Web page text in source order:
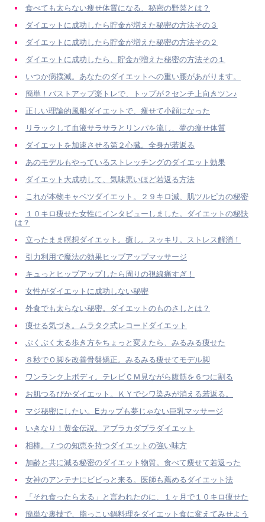
食べても太らない痩せ体質になる、秘密の野菜とは？
ダイエットに成功したら貯金が増えた秘密の方法その３
ダイエットに成功したら貯金が増えた秘密の方法その２
ダイエットに成功したら、貯金が増えた秘密の方法その１
いつか病撲滅。あなたのダイエットへの重い腰があがります。
簡単！バストアップ楽トレで、トップが２センチ上向きツン♪
正しい理論的風船ダイエットで、痩せて小顔になった
リラックして血液サラサラとリンパを流し、夢の痩せ体質
ダイエットを加速させる第２心臓。全身が若返る
あのモデルもやっているストレッチングのダイエット効果
ダイエット大成功して、気味悪いほど若返る方法
これが本物キャベツダイエット。２９キロ減、肌ツルピカの秘密
１０キロ痩せた女性にインタビューしました。ダイエットの秘訣
は？
立ったまま瞑想ダイエット。癒し。スッキリ。ストレス解消！
引力利用で魔法の効果ヒップアップマッサージ
キュっとヒップアップしたら周りの視線痛すぎ！
女性がダイエットに成功しない秘密
外食でも太らない秘密。ダイエットのものさしとは？
痩せる気づき。ムラタク式レコードダイエット
ぶくぶく太る歩き方をちょっと変えたら、みるみる痩せた
８秒でＯ脚を改善骨盤矯正。みるみる痩せてモデル脚
ワンランク上ボディ。テレビＣＭ見ながら腹筋を６つに割る
お肌つるぴかダイエット。ＫＹでシワ染みが消える若返る。
マジ秘密にしたい。Eカップも夢じゃない巨乳マッサージ
いきなり！黄金伝説。アブラカダブラダイエット
相棒。７つの知恵を持つダイエットの強い味方
加齢と共に減る秘密のダイエット物質。食べて痩せて若返った
女神のアンテナにビビっと来る。医師も薦めるダイエット法
「それ食ったら太る」と言われたのに、１ヶ月で１０キロ痩せた
簡単な裏技で、脂っこい鍋料理をダイエット食に変えてみせよう